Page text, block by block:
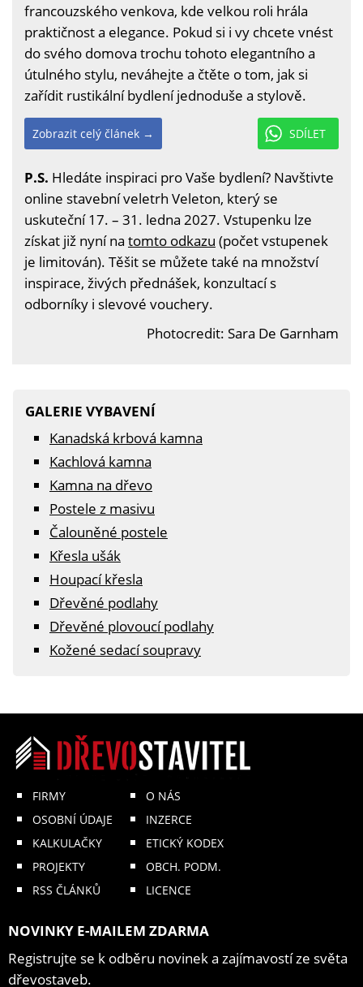
francouzského venkova, kde velkou roli hrála
praktičnost a elegance. Pokud si i vy chcete vnést
do svého domova trochu tohoto elegantního a
útulného stylu, neváhejte a čtěte o tom, jak si
zařídit rustikální bydlení jednoduše a stylově.
SDÍLET
Zobrazit celý článek →
P.S. Hledáte inspiraci pro Vaše bydlení? Navštivte
online stavební veletrh Veleton, který se
uskuteční 17. – 31. ledna 2027. Vstupenku lze
získat již nyní na tomto odkazu (počet vstupenek
je limitován). Těšit se můžete také na množství
inspirace, živých přednášek, konzultací s
odborníky i slevové vouchery.
Photocredit: Sara De Garnham
GALERIE VYBAVENÍ
Kanadská krbová kamna
Kachlová kamna
Kamna na dřevo
Postele z masivu
Čalouněné postele
Křesla ušák
Houpací křesla
Dřevěné podlahy
Dřevěné plovoucí podlahy
Kožené sedací soupravy
FIRMY
OSOBNÍ ÚDAJE
KALKULAČKY
PROJEKTY
RSS ČLÁNKŮ
O NÁS
INZERCE
ETICKÝ KODEX
OBCH. PODM.
LICENCE
NOVINKY E-MAILEM ZDARMA
Registrujte se k odběru novinek a zajímavostí ze světa
dřevostaveb.